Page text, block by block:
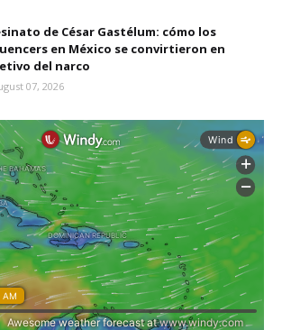
de César Gastélum: cómo los
en México se convirtieron en
del narco
07, 2026